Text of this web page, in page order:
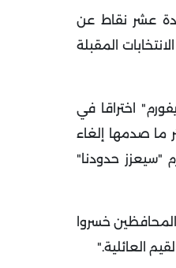
بـ 32% من نوايا الأصوات، بزيادة عشر نقاط عن
المقرر أن تجري الانتخابات المقبلة
اختراقا في
ما صدمها إلغاء
"سيعزز حدودنا"
"المحافظين خسروا
العائلية".